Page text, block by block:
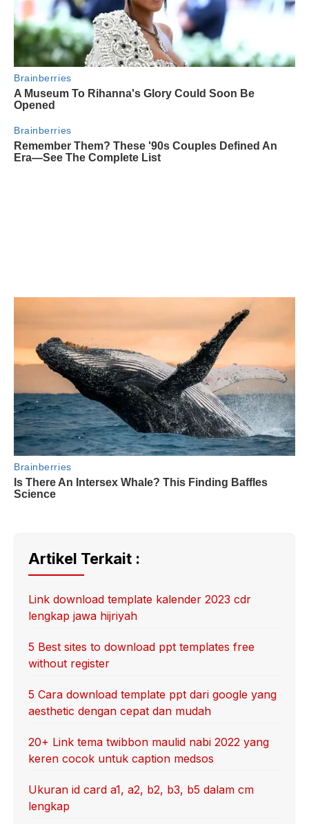
Artikel Terkait :
Link download template kalender 2023 cdr
lengkap jawa hijriyah
5 Best sites to download ppt templates free
without register
5 Cara download template ppt dari google yang
aesthetic dengan cepat dan mudah
20+ Link tema twibbon maulid nabi 2022 yang
keren cocok untuk caption medsos
Ukuran id card a1, a2, b2, b3, b5 dalam cm
lengkap